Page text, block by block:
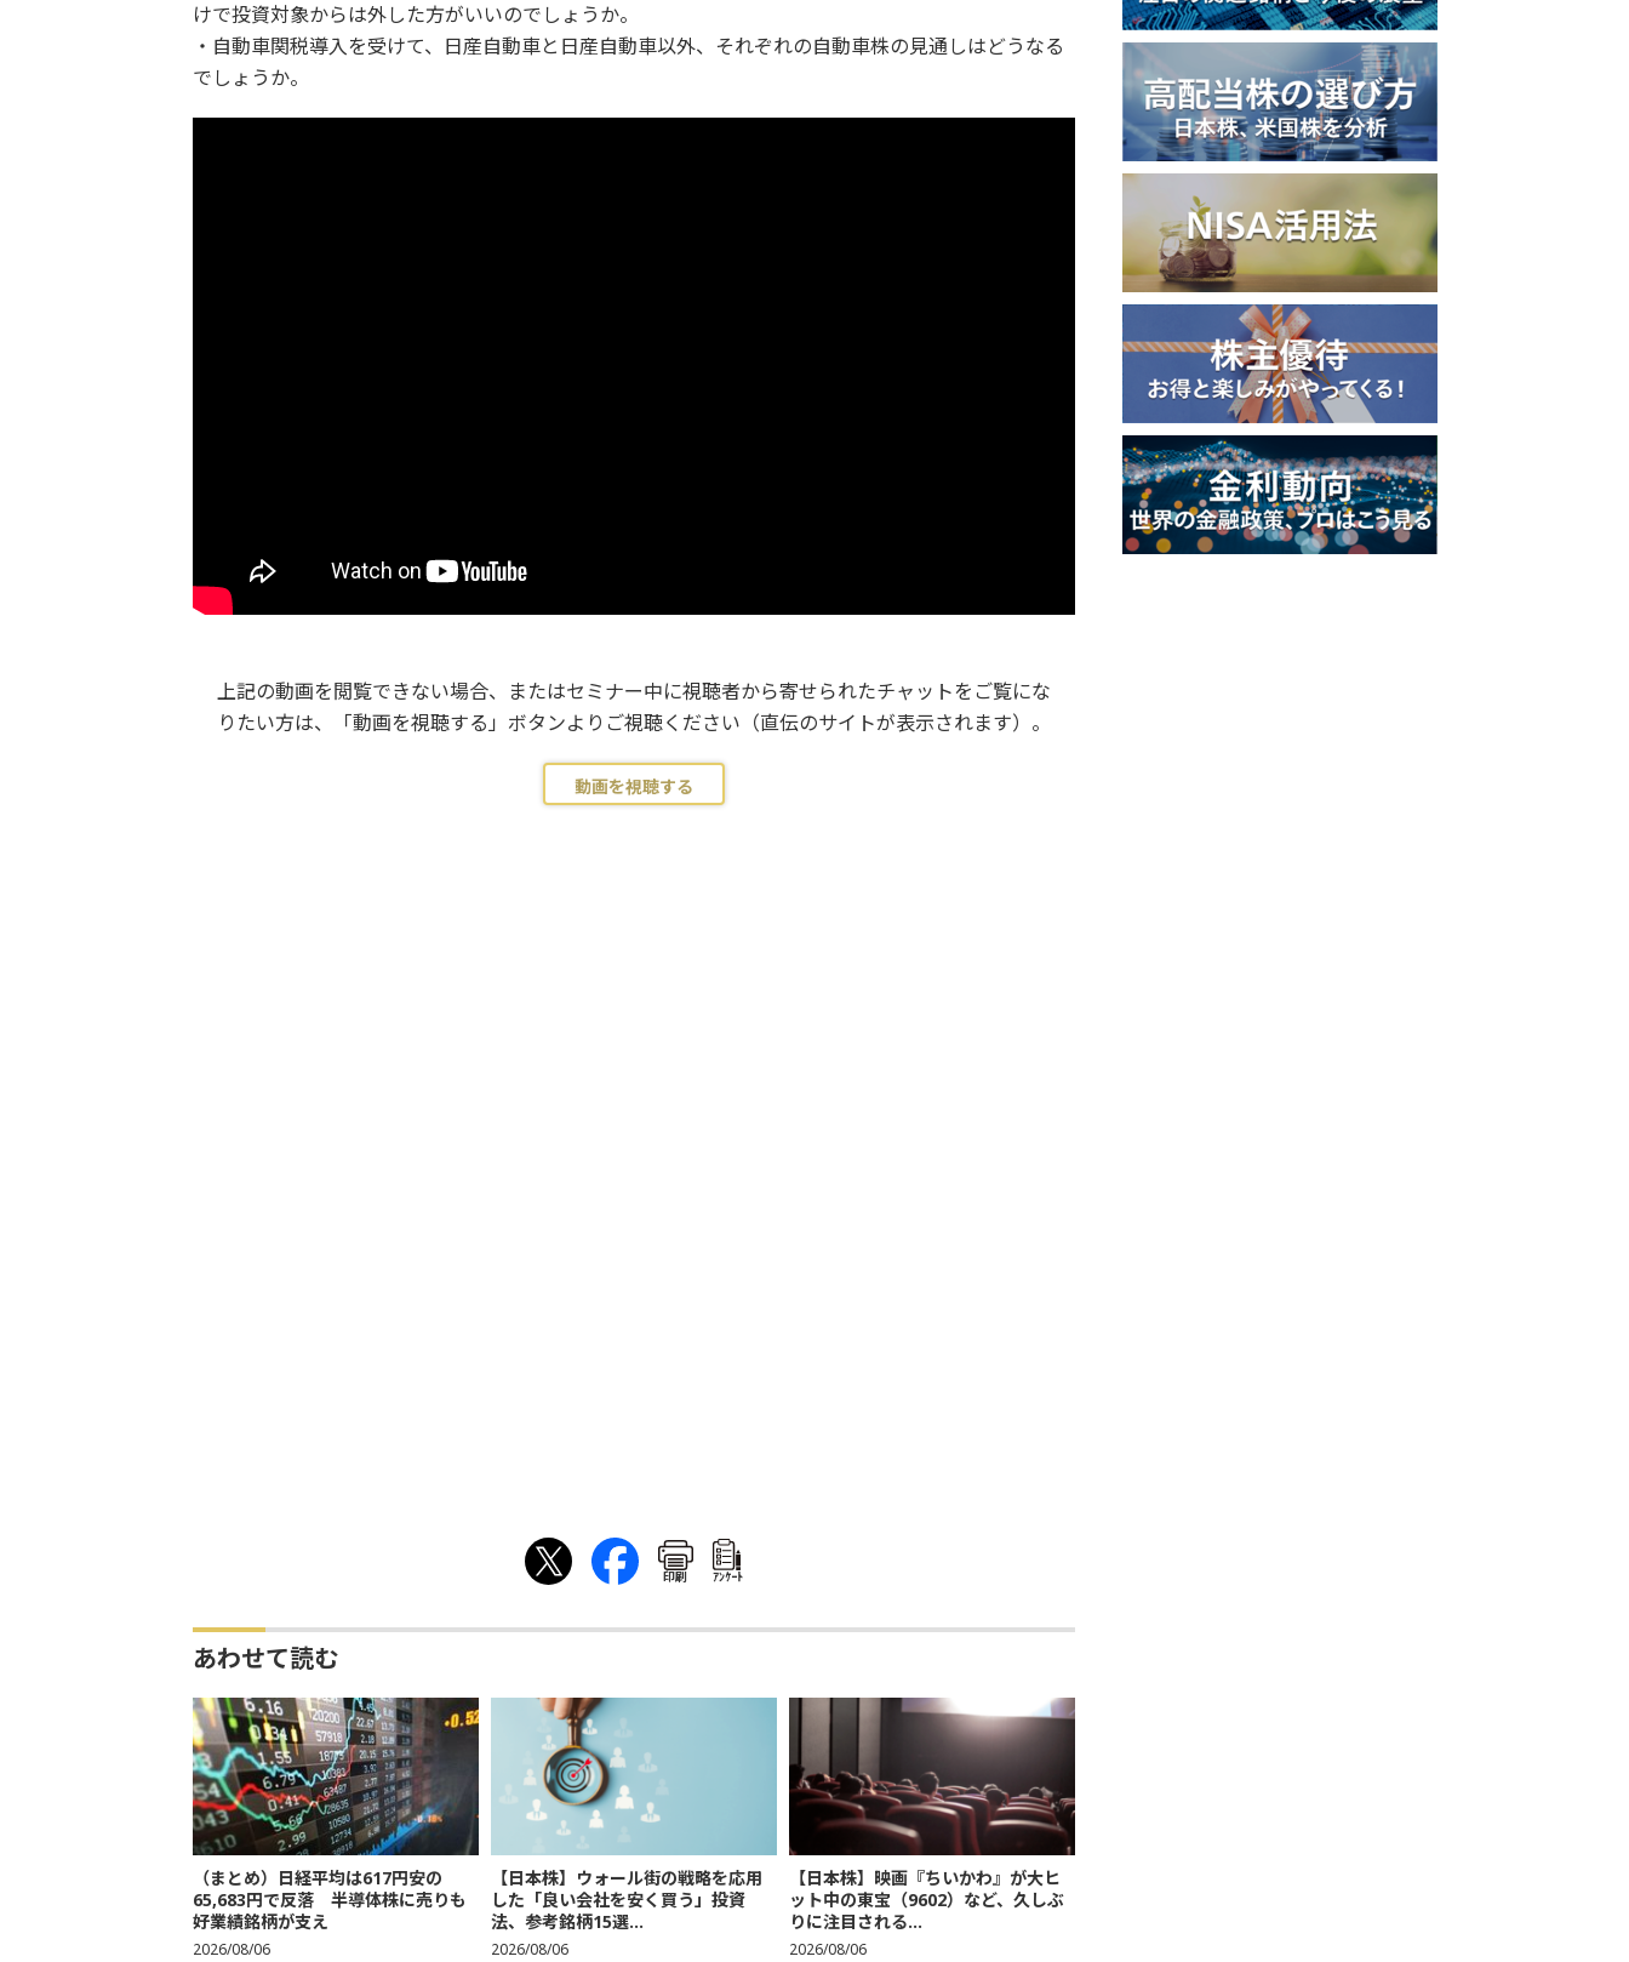
けで投資対象からは外した方がいいのでしょうか。
・自動車関税導入を受けて、日産自動車と日産自動車以外、それぞれの自動車株の見通しはどうなる
でしょうか。
上記の動画を閲覧できない場合、またはセミナー中に視聴者から寄せられたチャットをご覧にな
りたい方は、「動画を視聴する」ボタンよりご視聴ください（直伝のサイトが表示されます）。
動画を視聴する
印刷 ｱﾝｹｰﾄ
あわせて読む
（まとめ）日経平均は617円安の
65,683円で反落 半導体株に売りも
好業績銘柄が支え
2026/08/06
【日本株】ウォール街の戦略を応用
した「良い会社を安く買う」投資
法、参考銘柄15選...
2026/08/06
【日本株】映画『ちいかわ』が大ヒ
ット中の東宝（9602）など、久しぶ
りに注目される...
2026/08/06